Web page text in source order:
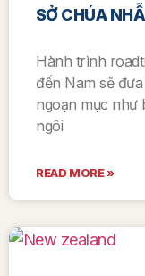
SỞ CHÚA
Hành trình
đến Nam sẽ
ngoạn mục như
ngôi
READ MORE »